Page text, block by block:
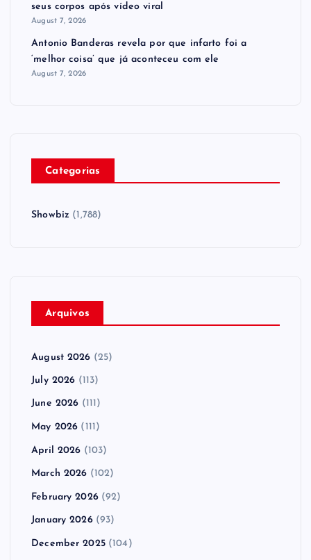
seus corpos após vídeo viral
August 7, 2026
Antonio Banderas revela por que infarto foi a
‘melhor coisa’ que já aconteceu com ele
August 7, 2026
Categorias
Showbiz (1,788)
Arquivos
August 2026 (25)
July 2026 (113)
June 2026 (111)
May 2026 (111)
April 2026 (103)
March 2026 (102)
February 2026(92)
January 2026(93)
December 2025(104)